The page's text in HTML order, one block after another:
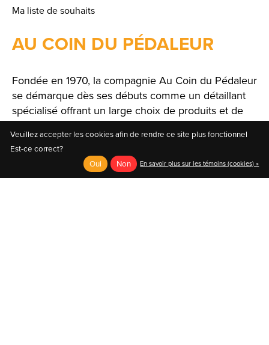
Ma liste de souhaits
AU COIN DU PÉDALEUR
Fondée en 1970, la compagnie Au Coin du Pédaleur
se démarque dès ses débuts comme un détaillant
spécialisé offrant un large choix de produits et de
solutions.
Veuillez accepter les cookies afin de rendre ce site plus fonctionnel
Est-ce correct?
Oui
Non En savoir plus sur les témoins (cookies) »